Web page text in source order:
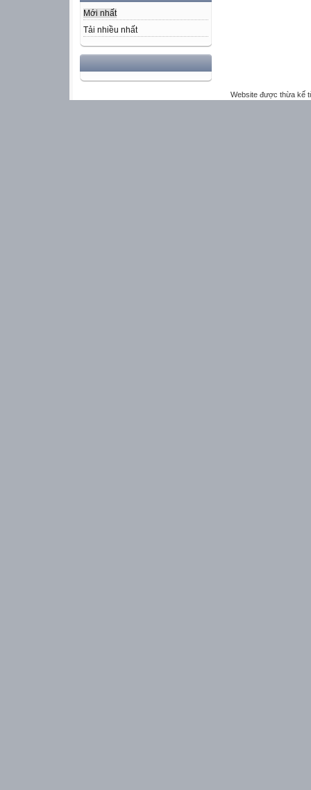
Mới nhất
Tải nhiều nhất
Website được thừa kế